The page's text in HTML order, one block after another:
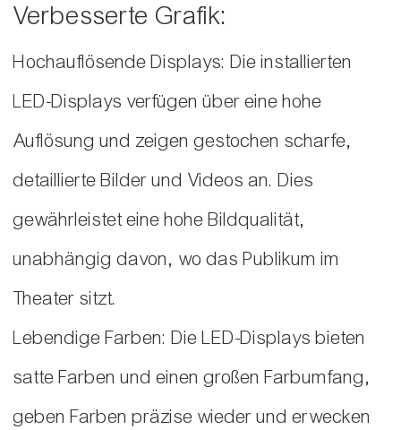
Verbesserte Grafik:
Hochauflösende Displays: Die installierten
LED-Displays verfügen über eine hohe
Auflösung und zeigen gestochen scharfe,
detaillierte Bilder und Videos an. Dies
gewährleistet eine hohe Bildqualität,
unabhängig davon, wo das Publikum im
Theater sitzt.
Lebendige Farben: Die LED-Displays bieten
satte Farben und einen großen Farbumfang,
geben Farben präzise wieder und erwecken